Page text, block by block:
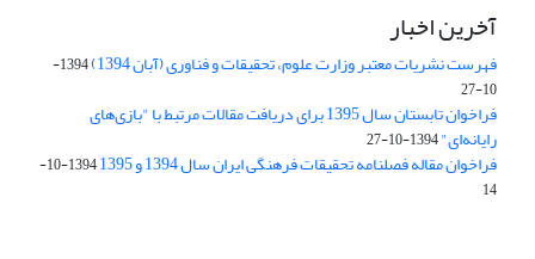
آخرین اخبار
فهرست نشریات معتبر وزارت علوم، تحقیقات و فناوری (آبان 1394)
1394-
10-27
فراخوان تابستان سال 1395 برای دریافت مقالات مرتبط با "بازی‌های
رایانه‌ای"1394-10-27
فراخوان مقاله فصلنامه تحقیقات فرهنگی ایران سال 1394 و 1395
1394-10-
14